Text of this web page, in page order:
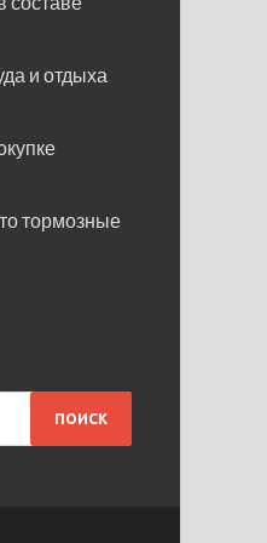
и отдыха
тормозные